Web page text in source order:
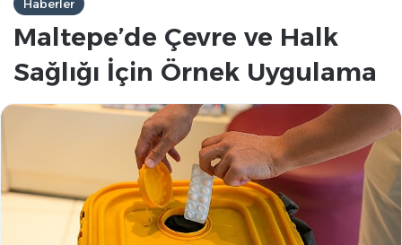
Haberler
Maltepe’de Çevre ve Halk
Sağlığı İçin Örnek Uygulama